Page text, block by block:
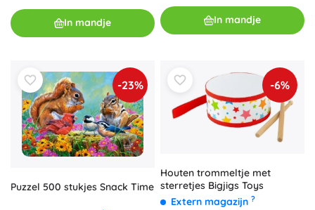
In mandje In mandje
-23%
Puzzel 500 stukjes Snack Time
-6%
Houten trommeltje met
sterretjes Bigjigs Toys
Extern magazijn ?